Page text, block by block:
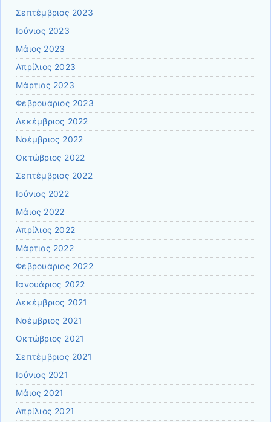
Σεπτέμβριος 2023
Ιούνιος 2023
Μάιος 2023
Απρίλιος 2023
Μάρτιος 2023
Φεβρουάριος 2023
Δεκέμβριος 2022
Νοέμβριος 2022
Οκτώβριος 2022
Σεπτέμβριος 2022
Ιούνιος 2022
Μάιος 2022
Απρίλιος 2022
Μάρτιος 2022
Φεβρουάριος 2022
Ιανουάριος 2022
Δεκέμβριος 2021
Νοέμβριος 2021
Οκτώβριος 2021
Σεπτέμβριος 2021
Ιούνιος 2021
Μάιος 2021
Απρίλιος 2021